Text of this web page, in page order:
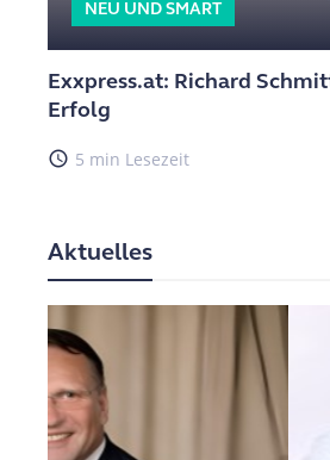
NEU UND SMART
Exxpress.at: Richard
Erfolg
access_time 5 min Lesezeit
Aktuelles